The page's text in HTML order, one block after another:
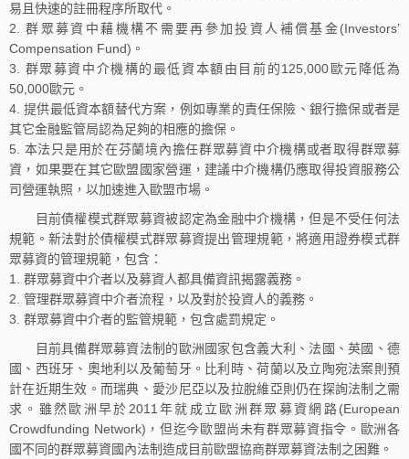
易且快速的註冊程序所取代。
2. 群眾募資中藉機構不需要再參加投資人補償基金(Investors’
Compensation Fund)。
3. 群眾募資中介機構的最低資本額由目前的125,000歐元降低為
50,000歐元。
4. 提供最低資本額替代方案，例如專業的責任保險、銀行擔保或者是
其它金融監管局認為足夠的相應的擔保。
5. 本法只是用於在芬蘭境內擔任群眾募資中介機構或者取得群眾募
資，如果要在其它歐盟國家營運，建議中介機構仍應取得投資服務公
司營運執照，以加速進入歐盟市場。
目前債權模式群眾募資被認定為金融中介機構，但是不受任何法
規範。新法對於債權模式群眾募資提出管理規範，將適用證券模式群
眾募資的管理規範，包含：
1. 群眾募資中介者以及募資人都具備資訊揭露義務。
2. 管理群眾募資中介者流程，以及對於投資人的義務。
3. 群眾募資中介者的監管規範，包含處罰規定。
目前具備群眾募資法制的歐洲國家包含義大利、法國、英國、德
國、西班牙、奧地利以及葡萄牙。比利時、荷蘭以及立陶宛法案則預
計在近期生效。而瑞典、愛沙尼亞以及拉脫維亞則仍在探詢法制之需
求。雖然歐洲早於2011年就成立歐洲群眾募資網路(European
Crowdfunding Network)，但迄今歐盟尚未有群眾募資指令。歐洲各
國不同的群眾募資國內法制造成目前歐盟協商群眾募資法制之困難。